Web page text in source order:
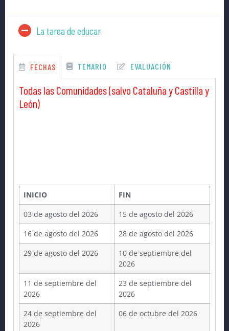
La tarea de educar
FECHAS TEMARIO EVALUACIÓN
Todas las Comunidades (salvo Cataluña y Castilla y
León)
INICIO
FIN
03 de agosto del 2026
15 de agosto del 2026
16 de agosto del 2026
28 de agosto del 2026
29 de agosto del 2026
10 de septiembre del
2026
11 de septiembre del
2026
23 de septiembre del
2026
24 de septiembre del
2026
06 de octubre del 2026